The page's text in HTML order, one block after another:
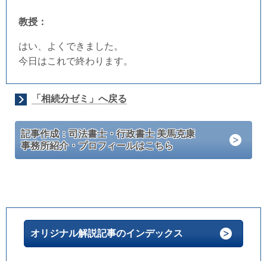
教授：
はい、よくできました。
今日はこれで終わります。
「相続分ゼミ」へ戻る
記事作成：司法書士・行政書士 美馬克康
事務所紹介・プロフィールはこちら
オリジナル解説記事のインデックス